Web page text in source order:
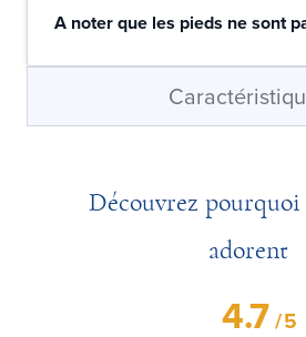
A noter que les pieds ne sont
Découvrez pourquoi
adorent
4.7/5